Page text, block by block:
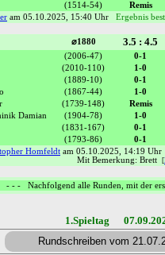
(1514-54) Remis
am 05.10.2025, 15:40 Uhr Ergebnis
⌀1880 3.5 : 4.5
(2006-47) 0-1
(2010-110) 1-0
(1889-10) 0-1
(1867-44) 1-0
(1739-148) Remis
Damian (1904-78) 1-0
(1831-167) 0-1
(1793-86) 0-1
Homfeldt am 05.10.2025, 14:19 Uhr
Mit Bemerkung: Brett [
- - - Nachfolgend alle Runden, mit der
1.Spieltag
Rundschreiben vom